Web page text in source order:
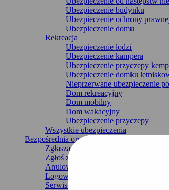
Ubezpieczenie budynku
Ubezpieczenie ochrony
Ubezpieczenie domu
Rekreacja
Ubezpieczenie łodzi
Ubezpieczenie kampera
Ubezpieczenie przyczepy
Ubezpieczenie domku
Nieprzerwane ubezpieczenie
Dom rekreacyjny
Dom mobilny
Dom wakacyjny
Ubezpieczenie przyczepy
Wszystkie ubezpieczenia
Bezpośrednia organizacja
Zgłaszanie uszkodzeń
Zgłoś zmianę
Anulowanie ubezpieczenia
Logowanie
Serwis i kontakt